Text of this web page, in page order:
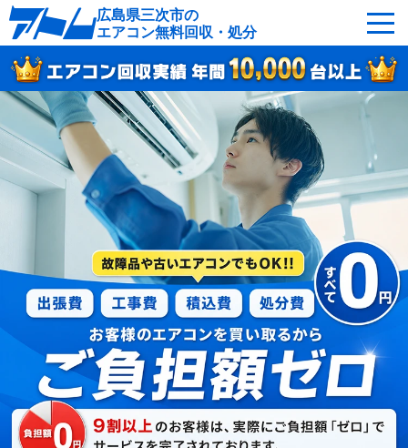
広島県三次市の
エアコン無料回収・処分
サービスの特徴 回収可能なエアコン
対応エリア 回収の流れ
よくあるご質問 運営会社
三次市へ無料出張
最短即日 お急ぎの方はこちら
050-5482-9461
受付：24時間年中無休（通話料無料）
LINEやメールでカンタン依頼